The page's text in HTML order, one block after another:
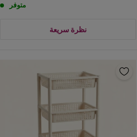
متوفر
نظرة سريعة